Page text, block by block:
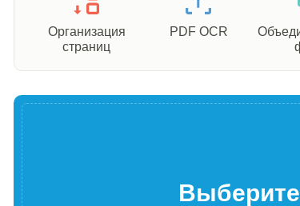
Организация
страниц
PDF OCR